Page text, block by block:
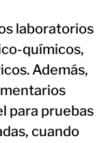
laboratorios
químicos,
Además,
para pruebas
cuando